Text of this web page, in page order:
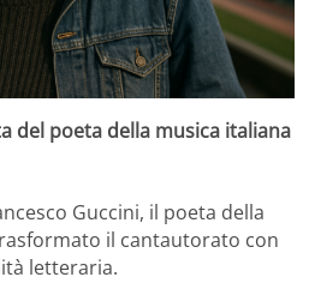
del poeta della musica italiana
Guccini, il poeta della
il cantautorato con
letteraria.